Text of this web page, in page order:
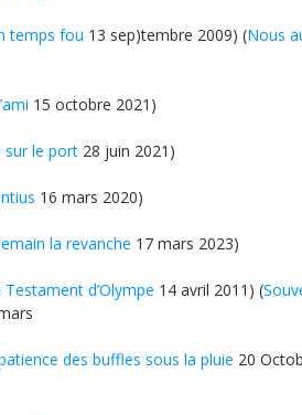
temps fou 13 sep)tembre 2009) (Nous
15 octobre 2021)
sur le port 28 juin 2021)
16 mars 2020)
la revanche 17 mars 2023)
Testament d’Olympe 14 avril 2011) (
des buffles sous la pluie 20